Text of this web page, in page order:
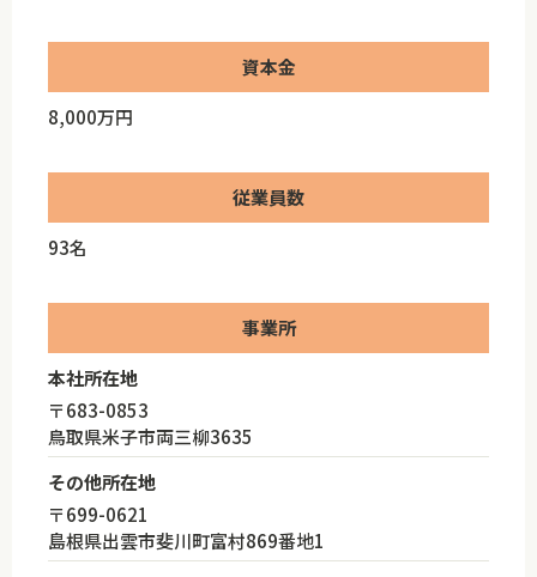
資本金
8,000万円
従業員数
93名
事業所
本社所在地
〒683-0853
鳥取県米子市両三柳3635
その他所在地
〒699-0621
島根県出雲市斐川町富村869番地1